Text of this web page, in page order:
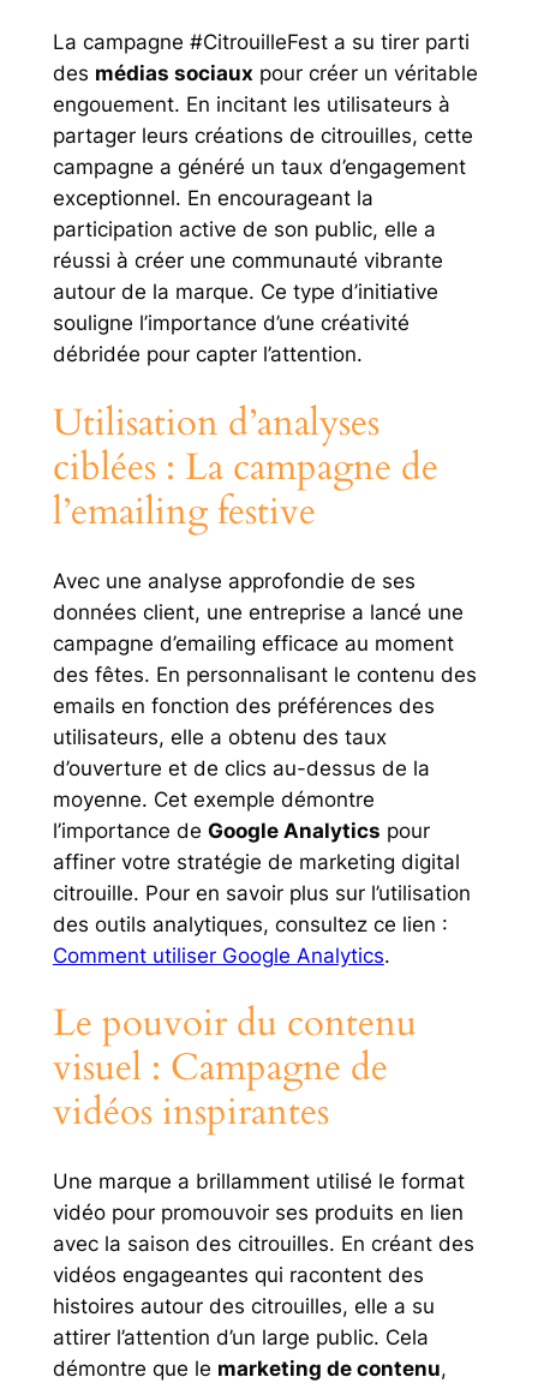
La campagne #CitrouilleFest a su tirer parti
des médias sociaux pour créer un véritable
engouement. En incitant les utilisateurs à
partager leurs créations de citrouilles, cette
campagne a généré un taux d’engagement
exceptionnel. En encourageant la
participation active de son public, elle a
réussi à créer une communauté vibrante
autour de la marque. Ce type d’initiative
souligne l’importance d’une créativité
débridée pour capter l’attention.
Utilisation d’analyses
ciblées : La campagne de
l’emailing festive
Avec une analyse approfondie de ses
données client, une entreprise a lancé une
campagne d’emailing efficace au moment
des fêtes. En personnalisant le contenu des
emails en fonction des préférences des
utilisateurs, elle a obtenu des taux
d’ouverture et de clics au-dessus de la
moyenne. Cet exemple démontre
l’importance de Google Analytics pour
affiner votre stratégie de marketing digital
citrouille. Pour en savoir plus sur l’utilisation
des outils analytiques, consultez ce lien :
Comment utiliser Google Analytics.
Le pouvoir du contenu
visuel : Campagne de
vidéos inspirantes
Une marque a brillamment utilisé le format
vidéo pour promouvoir ses produits en lien
avec la saison des citrouilles. En créant des
vidéos engageantes qui racontent des
histoires autour des citrouilles, elle a su
attirer l’attention d’un large public. Cela
démontre que le marketing de contenu,